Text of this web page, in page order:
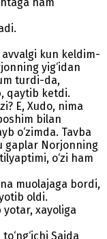
avvalgi kun keldim-
yig‘idan
turdi-da,
qaytib ketdi.
E, Xudo, nima
bilan
o‘zimda. Tavba
gaplar Norjonning
o‘zi ham
muolajaga bordi,
oldi.
yotar, xayoliga
Saida